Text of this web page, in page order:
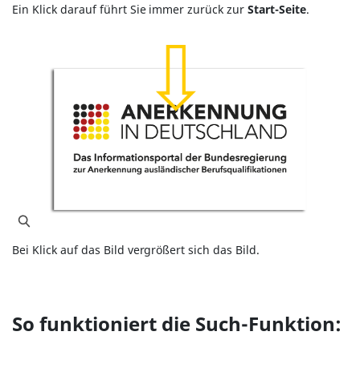
Ein Klick darauf führt Sie immer zurück zurStart-Seite.
Bei Klick auf das Bild vergrößert sich das Bild.
So funktioniert die Such-Funktion: